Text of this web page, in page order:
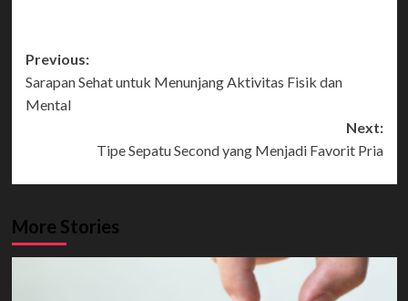
Post
navigation
Previous:
Sarapan Sehat untuk Menunjang Aktivitas Fisik dan
Mental
Next:
Tipe Sepatu Second yang Menjadi Favorit Pria
More Stories